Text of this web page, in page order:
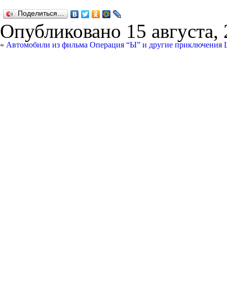
Поделиться…
Опубликовано 15
« Автомобили из фильма Операция “Ы” и другие приключения